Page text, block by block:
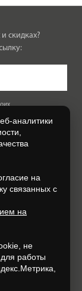
скидках?
аналитики
на
связанных с
на
не
работы